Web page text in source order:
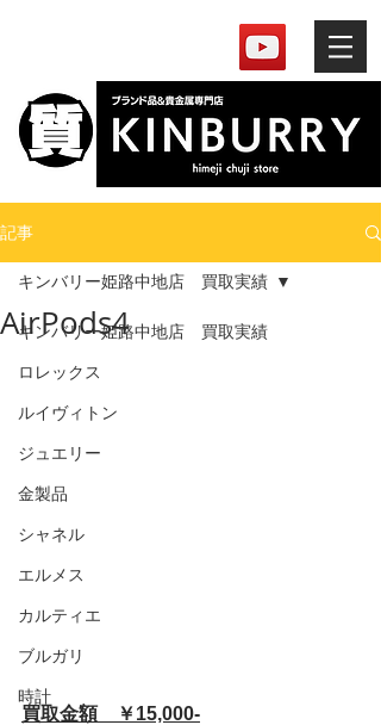
記事
キンバリー姫路中地店 買取実績
ロレックス
ルイヴィトン
ジュエリー
金製品
シャネル
エルメス
カルティエ
ブルガリ
時計
キンバリー姫路中地店 買取実績
AirPods4
買取金額　￥15,000-